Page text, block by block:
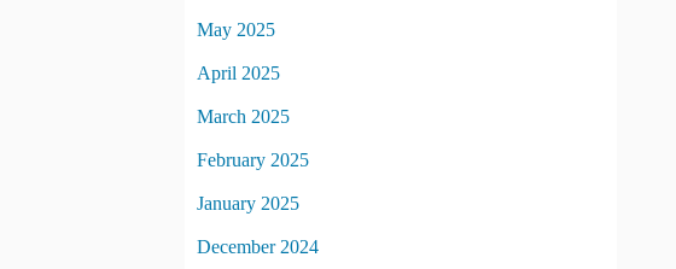
May 2025
April 2025
March 2025
February 2025
January 2025
December 2024